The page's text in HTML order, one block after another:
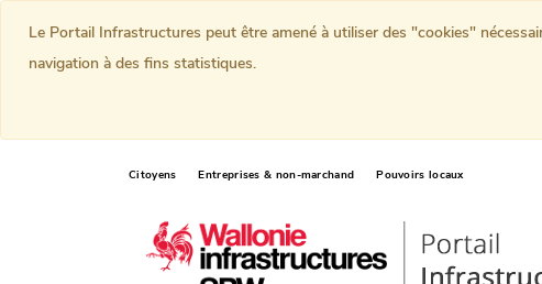
Citoyens Entreprises & non-marchand Pouvoirs locaux
Le Portail Infrastructures peut être amené à utiliser des "cookies"
navigation à des fins statistiques.